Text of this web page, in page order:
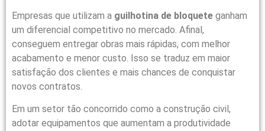
Empresas que utilizam a guilhotina de bloquete ganham
um diferencial competitivo no mercado. Afinal,
conseguem entregar obras mais rápidas, com melhor
acabamento e menor custo. Isso se traduz em maior
satisfação dos clientes e mais chances de conquistar
novos contratos.
Em um setor tão concorrido como a construção civil,
adotar equipamentos que aumentam a produtividade